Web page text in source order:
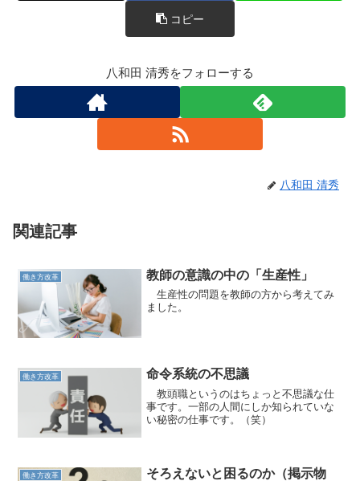
コピー
八和田 清秀をフォローする
八和田 清秀
関連記事
働き方改革 教師の意識の中の「生産性」
生産性の問題を教師の方から考えてみ
ました。
働き方改革 命令系統の不思議
教頭職というのはちょっと不思議な仕
事です。一部の人間にしか知られていな
い秘密の仕事です。（笑）
働き方改革
そろえないと困るのか（掲示物